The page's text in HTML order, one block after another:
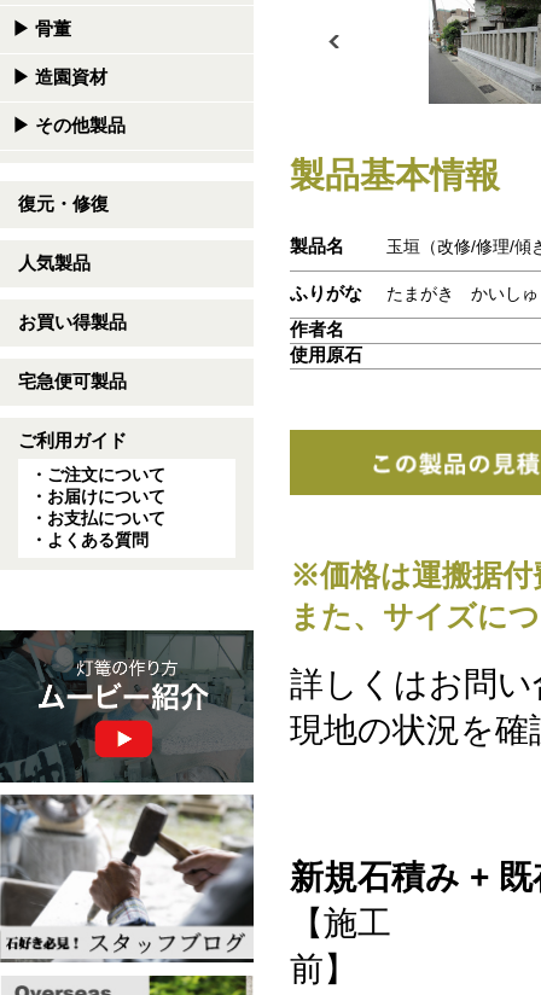
▶ 骨董
▶ 造園資材
▶ その他製品
復元・修復
人気製品
お買い得製品
宅急便可製品
ご利用ガイド
・ご注文について
・お届けについて
・お支払について
・よくある質問
製品基本情報
製品名 玉垣（改修/修理/傾
ふりがな たまがき かいしゅ
作者名
使用原石
※価格は運搬据付
また、サイズに
詳しくはお問
現地の状況を
新規石積み +
【施工